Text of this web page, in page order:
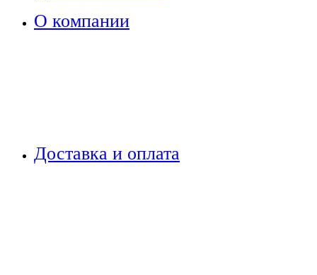
О компании
Доставка и оплата